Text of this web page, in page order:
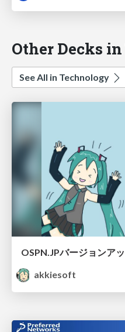
Other Decks
See All in Technology
akkiesoft